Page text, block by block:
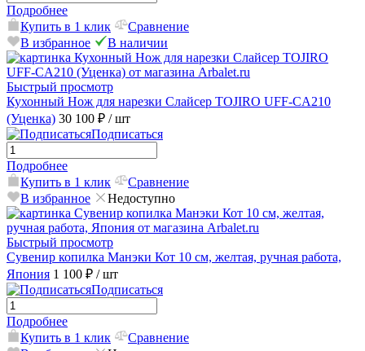
Подробнее
Купить в 1 клик
Сравнение
В избранное
В наличии
Быстрый просмотр
Кухонный Нож для нарезки Слайсер TOJIRO UFF-CA210
(Уценка) 30 100 ₽ / шт
Подписаться
Подробнее
Купить в 1 клик
Сравнение
В избранное
Недоступно
Быстрый просмотр
Сувенир копилка Манэки Кот 10 см, желтая, ручная работа,
Япония 1 100 ₽ / шт
Подписаться
Подробнее
Купить в 1 клик
Сравнение